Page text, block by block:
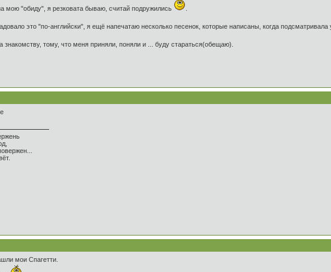
мою "обиду", я резковата бываю, считай подружились
это "по-английски", я ещё напечатаю несколько песенок, которые написаны, когда
знакомству, тому, что меня приняли, поняли и ... буду стараться(обещаю).
мои Спагетти.